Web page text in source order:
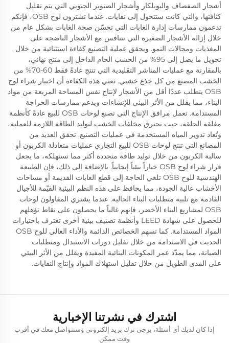
أشجار الصفصاف والبوبلكار وأشجار الصنوبر الجنوبي التي يتم تقليل
كثافتها، والتي كانت ستتحول إلى نفايات. عندما تشترون لوح OSB، فإنكم
تدعمون ممارسات إدارة الغابات التي تحسّن صحة الغابات بشكل عام من
خلال إزالة الأشجار الصغيرة التي تتنافس مع الأشجار الناضجة على
المغذيات ومجالات النمو. ويحقق عملية التصنيع كفاءة استثنائية من خلال
تحويل ما يصل إلى 95% من الخشب الخام الداخل إلى منتج نهائي،
بالمقارنة مع عمليات المناشر التقليدية التي تنتج عادةً فقط 60-70% من
الخشب المصنع من كل جذع خشبي. تعني هذه الكفاءة أن اختيار شراء لوح
OSB يتطلب عددًا أقل من الأشجار لإنتاج نفس المساحة المربعة من مواد
البناء، مما يقلل من الأثر البيئي للإنشاءات ويدعم ممارسات الحراجة
المستدامة. تعمل مرافق الإنتاج التي تصنع لوحات OSB للبيع عادةً كأنظمة
مغلقة الحلقة، حيث تحترق مخلفات الخشب لتوليد الطاقة اللازمة للعملية،
وتُعاد تدوير المياه المستخدمة في عمليات التصنيع. تحقق العديد من
المصانع التي تنتج لوحات OSB للبيع التجاري عمليات متعادلة الكربون أو
سالبة الكربون من خلال توليد طاقة متجددة أكثر مما تستهلكه، ما يجعل
قرار شراء لوح OSB خياراً بيئياً إيجابياً. بالإضافة إلى ذلك، فإن الطبيعة
الهندسية للوح OSB تلغي الحاجة إلى قطع الغابات القديمة أو مساحات
الأخشاب عالية الجودة، مما يحافظ على هذه النظم البيئية القيّمة للأجيال
القادمة مع تلبية متطلبات البناء الحالية. عندما يشتري المقاولون لوحات
OSB لمشاريع البناء الأخضر، فإنهم غالباً ما يحصلون على نقاط تؤهلهم
للحصول على شهادة LEED وأنظمة تصنيف بيئية أخرى تعترف باختيارات
المواد المستدامة. كما تسهم الخصائص الدائمة والأداء العالي للوح OSB
الحديث في الاستدامة من خلال تقليل دورات الاستبدال ومتطلبات
الصيانة، مما يمدّد عمر المكونات البنائية المفيدة ويقلل من الأثر البيئي
على المدى الطويل من خلال تقليل استهلاك المواد وإنتاج النفايات.
اشترك في نشرتنا الإخبارية
إذا كان لديك أي أسئلة، يرجى ترك بريد إلكتروني وسنتواصل معك في أقرب
وقت ممكن